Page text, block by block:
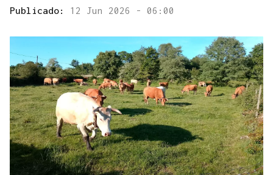
Publicado: 12 Jun 2026 - 06:00